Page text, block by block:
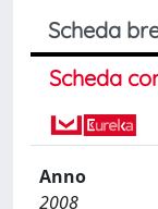
Scheda
Scheda
Anno
2008